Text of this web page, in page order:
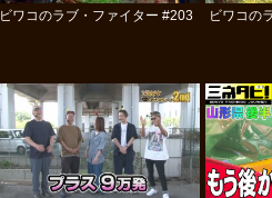
ビワコのラブ・ファイター #203 ビワコの